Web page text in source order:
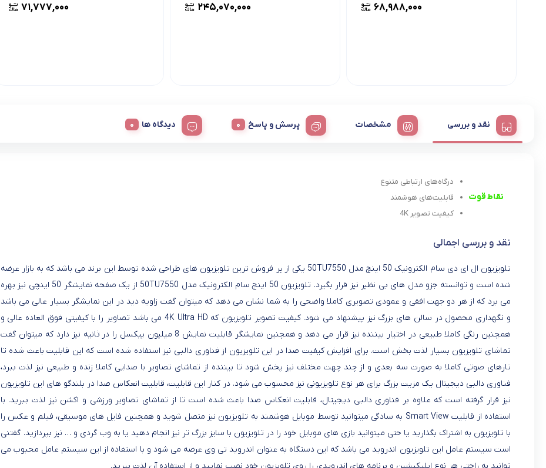
۶۸,۹۸۸,۰۰۰ ۲۴۵,۰۷۰,۰۰۰ ۷۱,۷۷۷,۰۰۰
نقد و بررسی مشخصات پرسش و پاسخ دیدگاه ها
نقاط قوت
درگاه‌های ارتباطی متنوع
قابلیت‌های هوشمند
کیفیت تصویر 4K
نقد و بررسی اجمالی
تلویزیون ال ای دی سام الکترونیک 50 اینچ مدل 50TU7550 یکی از پر فروش ترین تلویزیون های طراحی شده توسط این برند می باشد که به بازار عرضه
شده است و توانسته جزو مدل های بی نظیر نیز قرار بگیرد. تلویزیون 50 اینچ سام الکترونیک مدل 50TU7550 از یک صفحه نمایشگر 50 اینچی نیز بهره
می برد که از هر دو جهت افقی و عمودی تصویری کاملا واضحی را به شما نشان می دهد که میتوان گفت زاویه دید در این نمایشگر بسیار عالی می باشد
و نگهداری محصول در سالن های بزرگ نیز پیشنهاد می شود. کیفیت تصویر تلویزیون که 4K Ultra HD می باشد تصاویر را با کیفیتی فوق العاده عالی و
همچنین رنگی کاملا طبیعی در اختیار بیننده نیز قرار می دهد و همچنین نمایشگر قابلیت نمایش 8 میلیون پیکسل را در ثانیه نیز دارد که میتوان گفت
تماشای تلویزیون بسیار لذت بخش است. برای افزایش کیفیت صدا در این تلویزیون از فناوری دالبی نیز استفاده شده است که این قابلیت باعث شده تا
تارهای صوتی کاملا به صورت سه بعدی و از چند چهت مختلف نیز پخش شود تا بیننده از تماشای تصاویر با صدایی کاملا زنده و طبیعی نیز لذت ببرد،
فناوری دالبی دیجیتال یک مزیت بزرگ برای هر نوع تلویزیونی نیز محسوب می شود. در کنار این قابلیت، قابلیت انعکاس صدا در بلندگو های این تلویزیون
نیز قرار گرفته است که علاوه بر فناوری دالبی دیجیتال، قابلیت انعکاس صدا باعث شده است تا از تماشای تصاویر ورزشی و اکشن نیز لذت ببرید. با
استفاده از قابلیت Smart View به سادگی میتوانید توسط موبایل هوشمند به تلویزیون نیز متصل شوید و همچنین فایل های موسیقی، فیلم و عکس را
با تلویزیون به اشتراک بگذارید یا حتی میتوانید بازی های موبایل خود را در تلویزیون با سایز بزرگ تر نیز انجام دهید یا به وب گردی و … نیز بپردازید. گفتنی
است سیستم عامل این تلویزیون اندروید می باشد که این دستگاه به عنوان اندروید تی وی عرضه می شود و با استفاده از این سیستم عامل محبوب می